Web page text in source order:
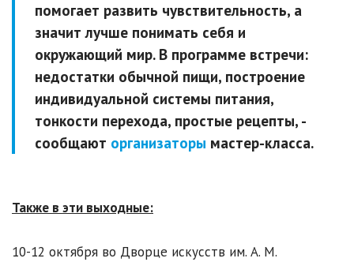
помогает развить чувствительность, а
значит лучше понимать себя и
окружающий мир. В программе встречи:
недостатки обычной пищи, построение
индивидуальной системы питания,
тонкости перехода, простые рецепты, -
сообщают организаторы мастер-класса.
Также в эти выходные:
10-12 октября во Дворце искусств им. А. М.